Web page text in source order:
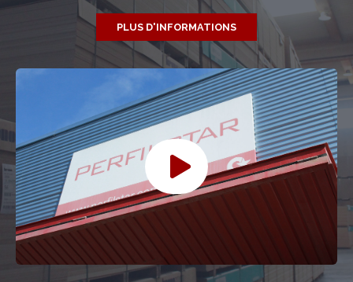
PLUS D'INFORMATIONS